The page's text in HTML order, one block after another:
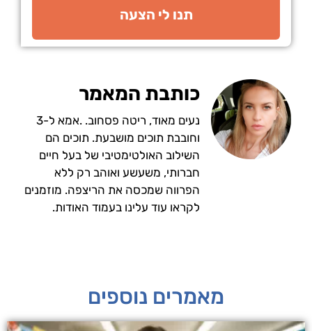
תנו לי הצעה
כותבת המאמר
נעים מאוד, ריטה פסחוב. .אמא ל-3
וחובבת תוכים מושבעת. תוכים הם
השילוב האולטימטיבי של בעל חיים
חברותי, משעשע ואוהב רק ללא
הפרווה שמכסה את הריצפה. מוזמנים
לקראו עוד עלינו בעמוד האודות.
מאמרים נוספים